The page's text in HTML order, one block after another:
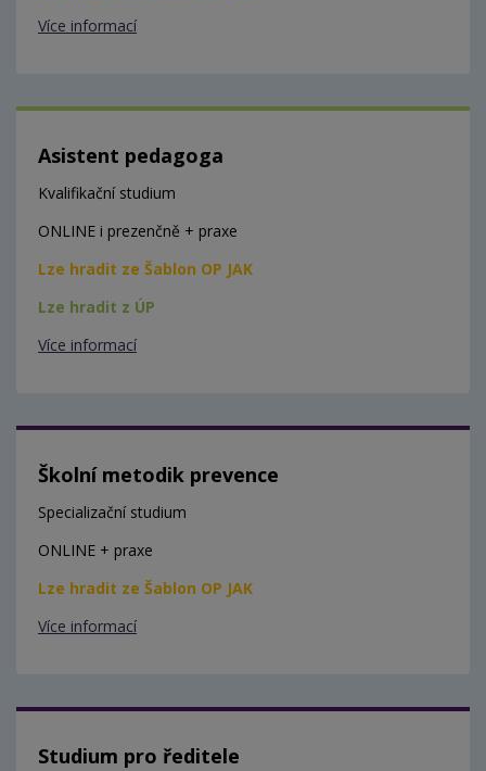
Více informací
Asistent pedagoga
Kvalifikační studium
ONLINE i prezenčně + praxe
Lze hradit ze Šablon OP JAK
Lze hradit z ÚP
Více informací
Školní metodik prevence
Specializační studium
ONLINE + praxe
Lze hradit ze Šablon OP JAK
Více informací
Studium pro ředitele